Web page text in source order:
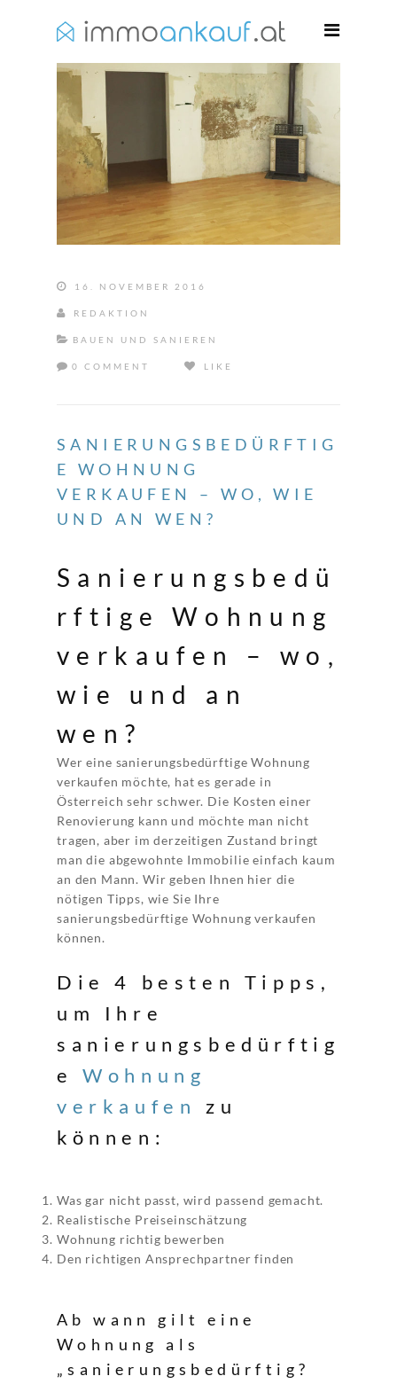
16. NOVEMBER 2016
REDAKTION
BAUEN UND SANIEREN
0 COMMENT LIKE
SANIERUNGSBEDÜRFTIG
E WOHNUNG
VERKAUFEN – WO, WIE
UND AN WEN?
Sanierungsbedü
rftige Wohnung
verkaufen – wo,
wie und an
wen?
Wer eine sanierungsbedürftige Wohnung
verkaufen möchte, hat es gerade in
Österreich sehr schwer. Die Kosten einer
Renovierung kann und möchte man nicht
tragen, aber im derzeitigen Zustand bringt
man die abgewohnte Immobilie einfach kaum
an den Mann. Wir geben Ihnen hier die
nötigen Tipps, wie Sie Ihre
sanierungsbedürftige Wohnung verkaufen
können.
Die 4 besten Tipps,
um Ihre
sanierungsbedürftig
eWohnung
verkaufen
zu
können:
Was gar nicht passt, wird passend gemacht.
Realistische Preiseinschätzung
Wohnung richtig bewerben
Den richtigen Ansprechpartner finden
Ab wann gilt eine
Wohnung als
„sanierungsbedürftig?